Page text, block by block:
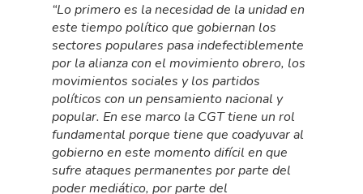
“Lo primero es la necesidad de la unidad en
este tiempo político que gobiernan los
sectores populares pasa indefectiblemente
por la alianza con el movimiento obrero, los
movimientos sociales y los partidos
políticos con un pensamiento nacional y
popular. En ese marco la CGT tiene un rol
fundamental porque tiene que coadyuvar al
gobierno en este momento difícil en que
sufre ataques permanentes por parte del
poder mediático, por parte del